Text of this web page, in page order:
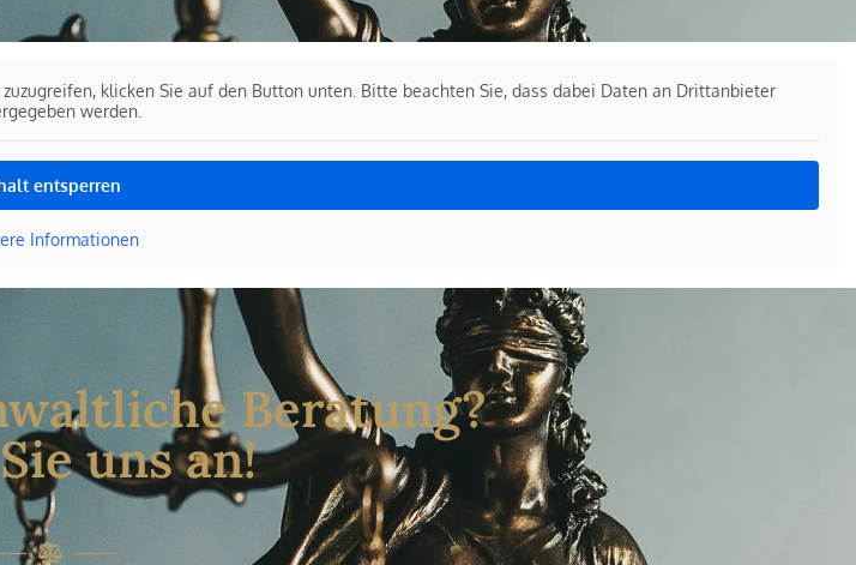
klicken Sie auf den Button unten. Bitte beachten Sie, dass dabei Daten an Drittanbieter
werden.
entsperren
Informationen
Beratung?
uns an!